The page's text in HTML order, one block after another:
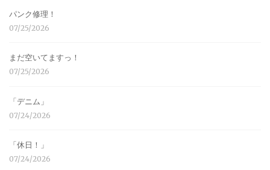
パンク修理！
07/25/2026
まだ空いてますっ！
07/25/2026
「デニム」
07/24/2026
「休日！」
07/24/2026